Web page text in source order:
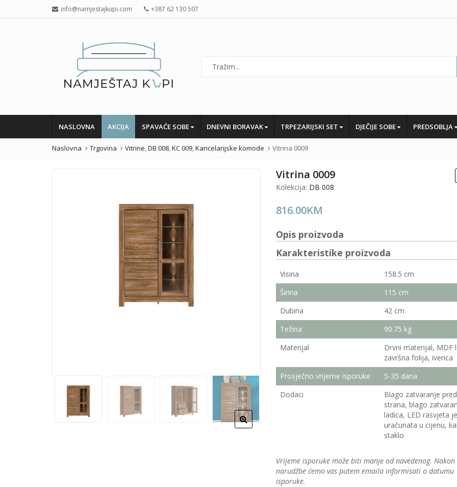
info@namjestajkupi.com +387 62 130 507
NASLOVNA AKCIJA SPAVAĆE SOBE DNEVNI BORAVAK TRPEZARIJSKI SET DJEČIJE SOBE PREDSOBLJA
Naslovna Trgovina Vitrine,DB 008,KC 009,Kancelarijske komode Vitrina 0009
Vitrina 0009
Kolekcija: DB 008
816.00KM
Opis proizvoda
Karakteristike proizvoda
Visina
158.5 cm
Širina
115 cm
Dubina
42 cm
Težina
90.75 kg
Materijal
Drvni materijal, MDF
završna folija, iverica
Prosječno vrijeme isporuke
5-35 dana
Dodaci
Blago zatvaranje
strana, blago
ladica, LED rasvjeta je
uračunata u cijenu,
staklo
Vrijeme isporuke može biti manje od navedenog. Nakon
narudžbe ćemo vas putem emaila informisati o datumu
isporuke.